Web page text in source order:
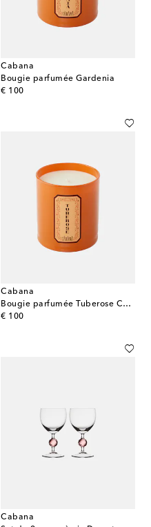
Cabana
Bougie parfumée Gardenia
€ 100
original price
Cabana
Bougie parfumée Tuberose Cabana
€ 100
original price
Cabana